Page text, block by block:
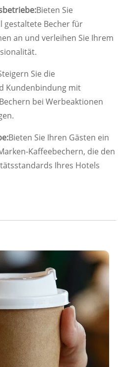
Bieten Sie
gestaltete Becher für
an und verleihen Sie Ihrem
Sie die
Kundenbindung mit
bei Werbeaktionen
Bieten Sie Ihren Gästen ein
Kaffeebechern, die den
Ihres Hotels